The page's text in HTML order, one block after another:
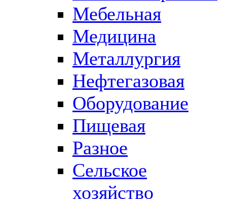
Мебельная
Медицина
Металлургия
Нефтегазовая
Оборудование
Пищевая
Разное
Сельское
хозяйство